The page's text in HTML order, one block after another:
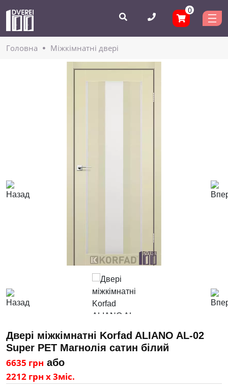
0
Головнa Міжкімнатні двері
Двері міжкімнатні Korfad ALIANO AL-02
Super PET Магнолія сатин білий
6635 грн або
2212 грн х 3міс.